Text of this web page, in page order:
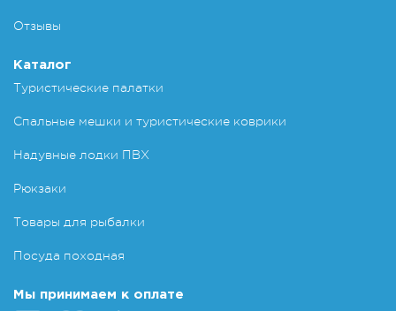
Отзывы
Каталог
Туристические палатки
Спальные мешки и туристические коврики
Надувные лодки ПВХ
Рюкзаки
Товары для рыбалки
Посуда походная
Мы принимаем к оплате